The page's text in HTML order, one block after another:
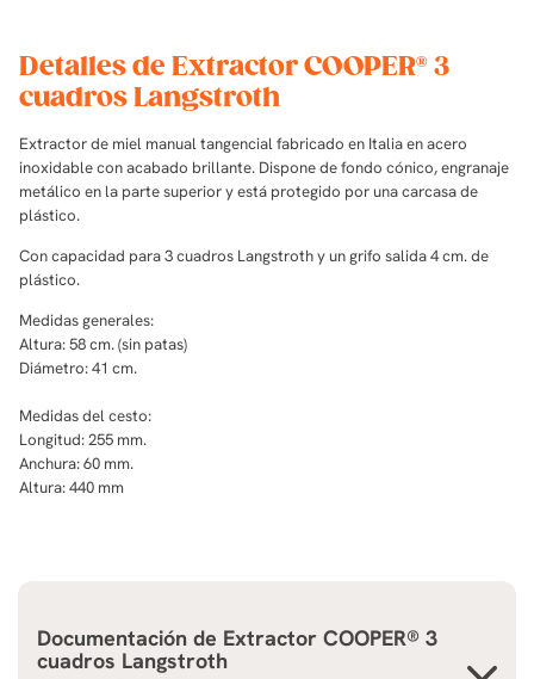
Detalles de Extractor COOPER® 3
cuadros Langstroth
Extractor de miel manual tangencial fabricado en Italia en acero
inoxidable con acabado brillante. Dispone de fondo cónico, engranaje
metálico en la parte superior y está protegido por una carcasa de
plástico.
Con capacidad para 3 cuadros Langstroth y ungrifo salida 4 cm. de
plástico.
Medidas generales:
Altura: 58 cm. (sin patas)
Diámetro: 41 cm.
Medidas del cesto:
Longitud: 255 mm.
Anchura: 60 mm.
Altura: 440 mm
Documentación de Extractor COOPER® 3
cuadros Langstroth